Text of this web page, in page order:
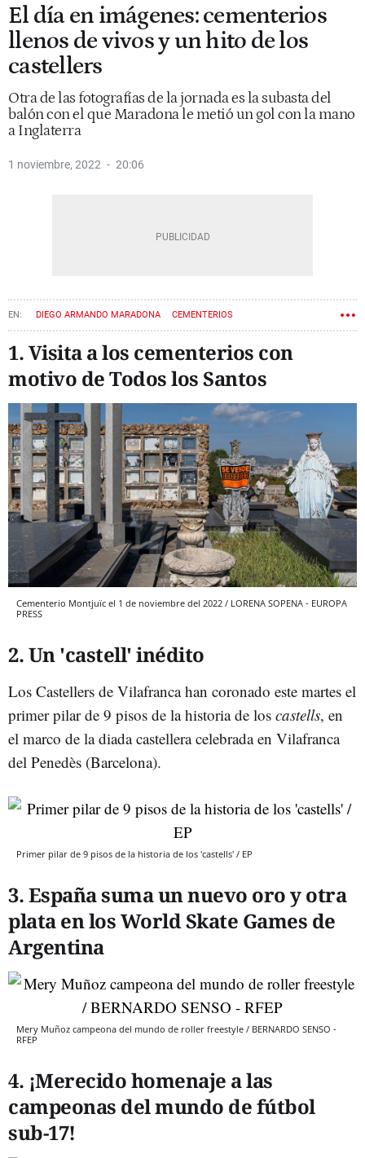
El día en imágenes: cementerios
llenos de vivos y un hito de los
castellers
Otra de las fotografías de la jornada es la subasta del
balón con el que Maradona le metió un gol con la mano
a Inglaterra
1 noviembre, 2022 20:06
DIEGO ARMANDO MARADONA CEMENTERIOS
TODOS LOS SANTOS
1. Visita a los cementerios con
motivo de Todos los Santos
Cementerio Montjuïc el 1 de noviembre del 2022 / LORENA SOPENA - EUROPA
PRESS
2. Un 'castell' inédito
Los Castellers de Vilafranca han coronado este martes el
primer pilar de 9 pisos de la historia de los castells, en
el marco de la diada castellera celebrada en Vilafranca
del Penedès (Barcelona).
Primer pilar de 9 pisos de la historia de los 'castells' / EP
3. España suma un nuevo oro y otra
plata en los World Skate Games de
Argentina
Mery Muñoz campeona del mundo de roller freestyle / BERNARDO SENSO -
RFEP
4. ¡Merecido homenaje a las
campeonas del mundo de fútbol
sub-17!